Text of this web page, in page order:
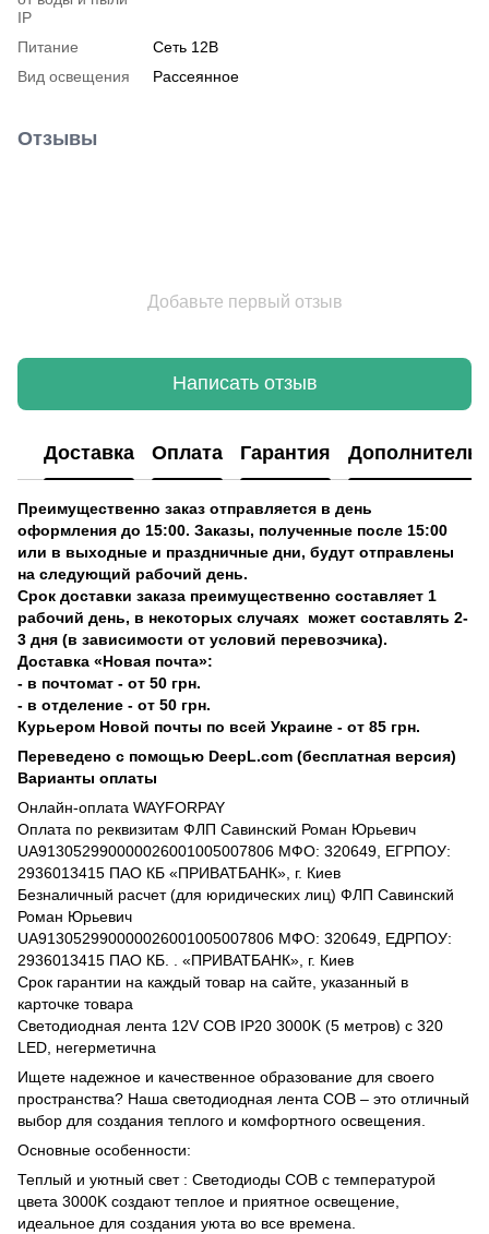
IP
Питание
Сеть 12В
Вид освещения
Рассеянное
Отзывы
Добавьте первый отзыв
Написать отзыв
Доставка Оплата Гарантия
Преимущественно заказ отправляется в день
оформления до 15:00. Заказы, полученные после 15:00
или в выходные и праздничные дни, будут отправлены
на следующий рабочий день.
Срок доставки заказа преимущественно составляет 1
рабочий день, в некоторых случаях может составлять 2-
3 дня (в зависимости от условий перевозчика).
Доставка «Новая почта»:
- в почтомат - от 50 грн.
- в отделение - от 50 грн.
Курьером Новой почты по всей Украине - от 85 грн.
Переведено с помощью DeepL.com (бесплатная версия)
Варианты оплаты
Онлайн-оплата WAYFORPAY
Оплата по реквизитам ФЛП Савинский Роман Юрьевич
UA913052990000026001005007806 МФО: 320649, ЕГРПОУ:
2936013415 ПАО КБ «ПРИВАТБАНК», г. Киев
Безналичный расчет (для юридических лиц) ФЛП Савинский
Роман Юрьевич
UA913052990000026001005007806 МФО: 320649, ЕДРПОУ:
2936013415 ПАО КБ. . «ПРИВАТБАНК», г. Киев
Срок гарантии на каждый товар на сайте, указанный в
карточке товара
Светодиодная лента 12V COB IP20 3000K (5 метров) с 320
LED, негерметична
Ищете надежное и качественное образование для своего
пространства? Наша светодиодная лента COB – это отличный
выбор для создания теплого и комфортного освещения.
Основные особенности:
Теплый и уютный свет : Светодиоды COB с температурой
цвета 3000K создают теплое и приятное освещение,
идеальное для создания уюта во все времена.